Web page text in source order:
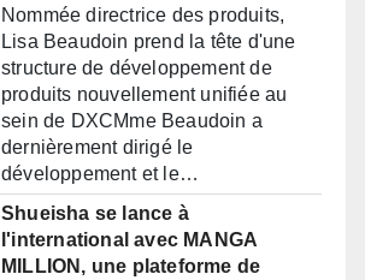
Nommée directrice des produits,
Lisa Beaudoin prend la tête d'une
structure de développement de
produits nouvellement unifiée au
sein de DXCMme Beaudoin a
dernièrement dirigé le
développement et le…
Shueisha se lance à
l'international avec MANGA
MILLION, une plateforme de